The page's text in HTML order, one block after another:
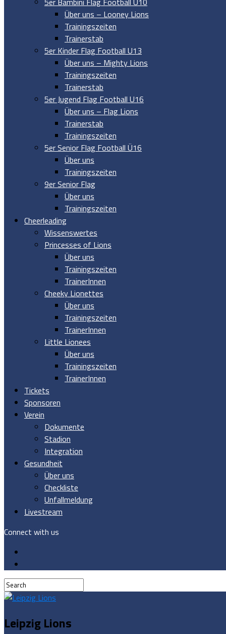
Über uns – Looney Lions
Trainingszeiten
Trainerstab
5er Kinder Flag Football U13
Über uns – Mighty Lions
Trainingszeiten
Trainerstab
5er Jugend Flag Football U16
Über uns – Flag Lions
Trainerstab
Trainingszeiten
5er Senior Flag Football Ü16
Über uns
Trainingszeiten
9er Senior Flag
Über uns
Trainingszeiten
Cheerleading
Wissenswertes
Princesses of Lions
Über uns
Trainingszeiten
TrainerInnen
Cheeky Lionettes
Über uns
Trainingszeiten
TrainerInnen
Little Lionees
Über uns
Trainingszeiten
TrainerInnen
Tickets
Sponsoren
Verein
Dokumente
Stadion
Integration
Gesundheit
Über uns
Checkliste
Unfallmeldung
Livestream
Connect with us
Leipzig Lions